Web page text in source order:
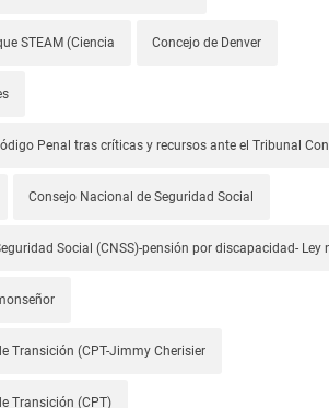
STEAM (Ciencia Concejo de Denver
Penal tras críticas y recursos ante el Tribunal
Consejo Nacional de Seguridad Social
Social (CNSS)-pensión por discapacidad- Ley
Transición (CPT-Jimmy Cherisier
Transición (CPT)